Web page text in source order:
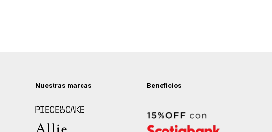
Nuestras marcas
Piece of Cake
Allie
Beneficios